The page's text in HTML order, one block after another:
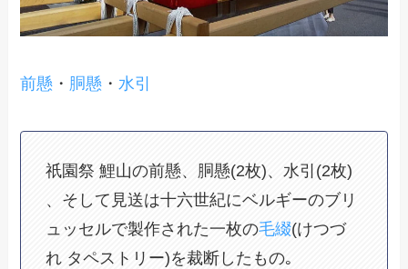
前懸 ・ 胴懸 ・ 水引
祇園祭 鯉山の前懸、胴懸(2枚)、水引(2枚)
、そして見送は十六世紀にベルギーのブリ
ュッセルで製作された一枚の毛綴(けつづ
れ タペストリー)を裁断したもの｡